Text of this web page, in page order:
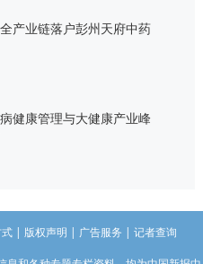
产业链落户彭州天府中药
健康管理与大健康产业峰
| 版权声明 | 广告服务 | 记者查询